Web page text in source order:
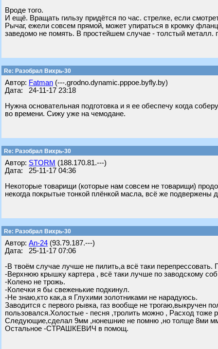
Вроде того.
И ещё. Вращать гильзу придётся по час. стрелке, если
Рычаг, ежели совсем прямой, может упираться в кромку
заведомо не помять. В простейшем случае - толстый металл.
Re: Разобрал Вихрь-30
Автор: Fatman (---.grodno.dynamic.pppoe.byfly.by)
Дата: 24-11-17 23:18
Нужна основательная подготовка и я ее обеспечу когда
во времени. Сижу уже на чемодане.
Re: Разобрал Вихрь-30
Автор: STORM (188.170.81.---)
Дата: 25-11-17 04:36
Некоторые товарищи (которые нам совсем не товарищи)
некогда покрытые тонкой плёнкой масла, всё же подвержены
Re: Разобрал Вихрь-30
Автор: An-24 (93.79.187.---)
Дата: 25-11-17 07:06
-В твоём случае лучше не пилить,а всё таки
-Верхнюю крышку картера , всё таки лучше по заводскому
-Колено не трожь.
-Колечки я бы свеженькие подкинул.
-Не знаю,кто как,а я Глухими золотниками не нарадуюсь.
Заводится с первого рывка, газ вообще не трогаю,выкручен
пользовался.Холостые - песня ,тролить можно , Расход
Следующие,сделал 9мм ,нонешние не помню ,но толще 8ми
Остальное -СТРАШКЕВИЧ в помощ.